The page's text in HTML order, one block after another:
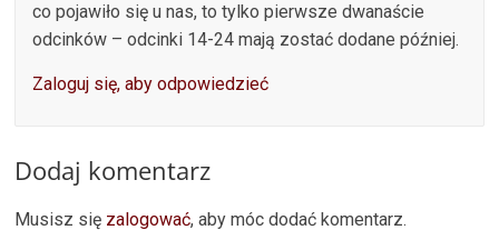
co pojawiło się u nas, to tylko pierwsze dwanaście
odcinków – odcinki 14-24 mają zostać dodane później.
Zaloguj się, aby odpowiedzieć
Dodaj komentarz
Musisz się zalogować, aby móc dodać komentarz.